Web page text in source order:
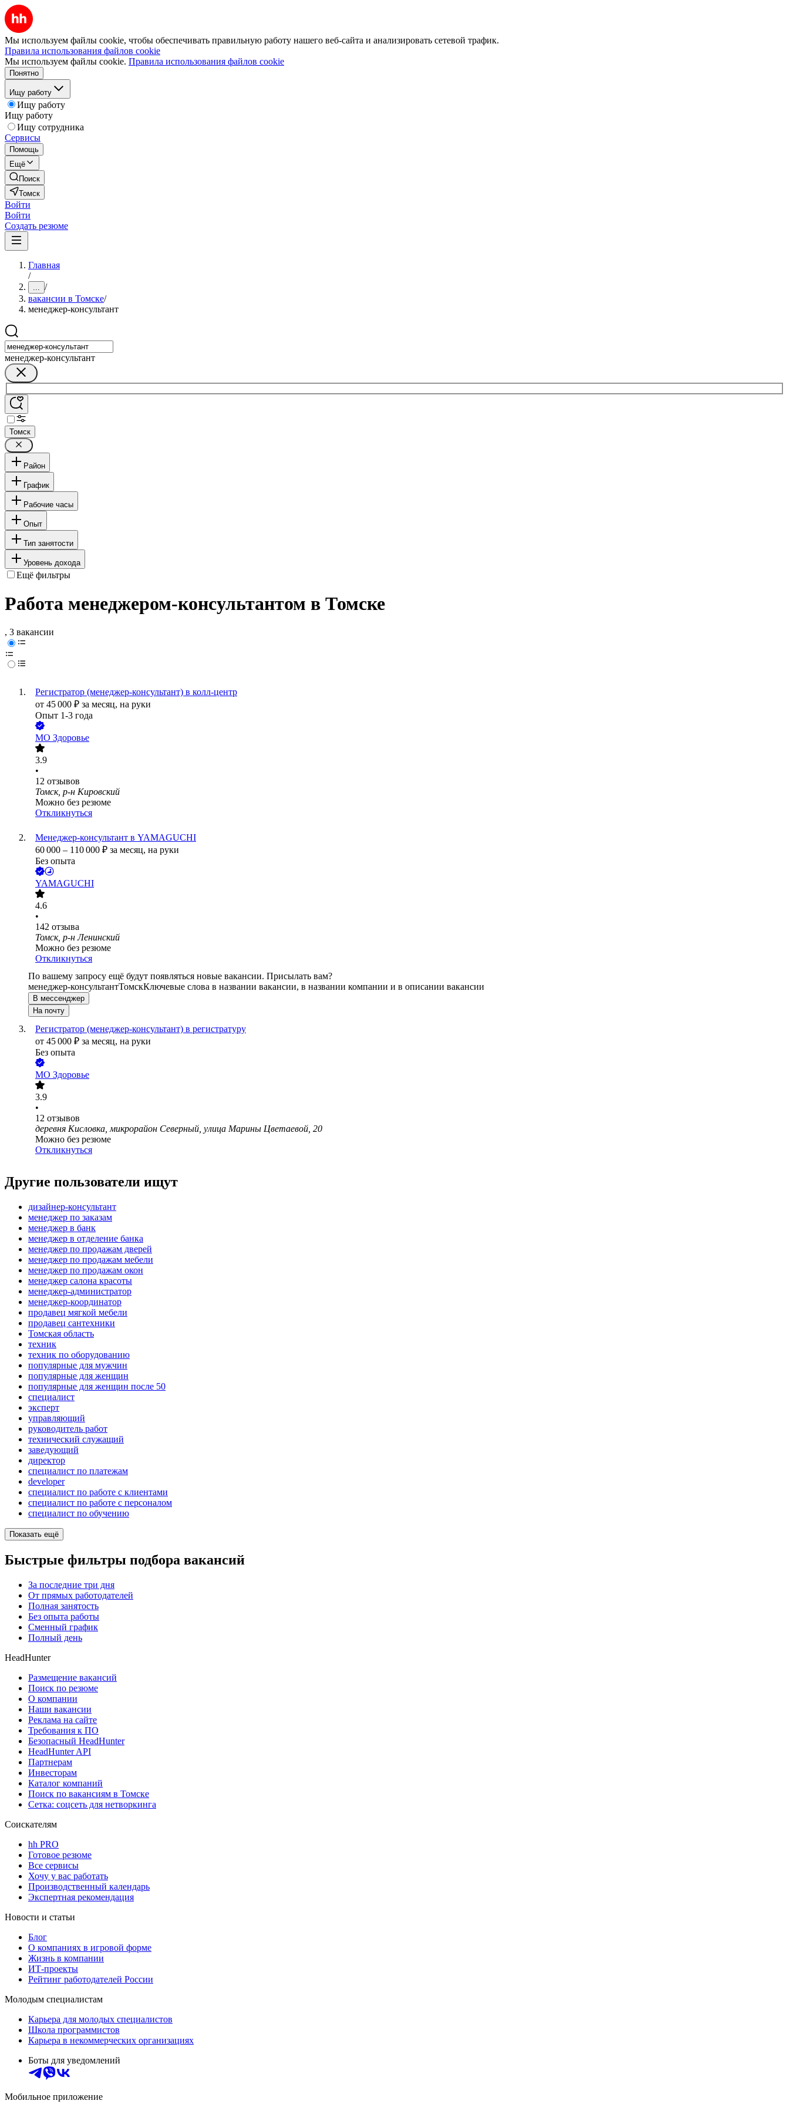
Мы используем файлы cookie, чтобы обеспечивать правильную работу нашего веб-сайта и анализировать сетевой трафик.
Правила использования файлов cookie
Мы используем файлы cookie. Правила использования файлов cookie
Понятно
Ищу работу
Ищу работу
Ищу работу
Ищу сотрудника
Сервисы
Помощь
Ещё
Поиск
Томск
Войти
Войти
Создать резюме
Главная
/
... /
вакансии в Томске/
менеджер-консультант
менеджер-консультант
Томск
Район
График
Рабочие часы
Опыт
Тип занятости
Уровень дохода
Ещё фильтры
Работа менеджером-консультантом в Томске
, 3 вакансии
Регистратор (менеджер-консультант) в колл-центр
от 45 000 ₽ за месяц, на руки
Опыт 1-3 года
МО Здоровье
3.9
•
12 отзывов
Томск, р-н Кировский
Можно без резюме
Откликнуться
Менеджер-консультант в YAMAGUCHI
60 000 – 110 000 ₽ за месяц, на руки
Без опыта
YAMAGUCHI
4.6
•
142 отзыва
Томск, р-н Ленинский
Можно без резюме
Откликнуться
По вашему запросу ещё будут появляться новые вакансии. Присылать вам?
менеджер-консультантТомскКлючевые слова в названии вакансии, в названии компании и в описании вакансии
В мессенджер
На почту
Регистратор (менеджер-консультант) в регистратуру
от 45 000 ₽ за месяц, на руки
Без опыта
МО Здоровье
3.9
•
12 отзывов
деревня Кисловка, микрорайон Северный, улица Марины Цветаевой, 20
Можно без резюме
Откликнуться
Другие пользователи ищут
дизайнер-консультант
менеджер по заказам
менеджер в банк
менеджер в отделение банка
менеджер по продажам дверей
менеджер по продажам мебели
менеджер по продажам окон
менеджер салона красоты
менеджер-администратор
менеджер-координатор
продавец мягкой мебели
продавец сантехники
Томская область
техник
техник по оборудованию
популярные для мужчин
популярные для женщин
популярные для женщин после 50
специалист
эксперт
управляющий
руководитель работ
технический служащий
заведующий
директор
специалист по платежам
developer
специалист по работе с клиентами
специалист по работе с персоналом
специалист по обучению
Показать ещё
Быстрые фильтры подбора вакансий
За последние три дня
От прямых работодателей
Полная занятость
Без опыта работы
Сменный график
Полный день
HeadHunter
Размещение вакансий
Поиск по резюме
О компании
Наши вакансии
Реклама на сайте
Требования к ПО
Безопасный HeadHunter
HeadHunter API
Партнерам
Инвесторам
Каталог компаний
Поиск по вакансиям в Томске
Сетка: соцсеть для нетворкинга
Соискателям
hh PRO
Готовое резюме
Все сервисы
Хочу у вас работать
Производственный календарь
Экспертная рекомендация
Новости и статьи
Блог
О компаниях в игровой форме
Жизнь в компании
ИТ-проекты
Рейтинг работодателей России
Молодым специалистам
Карьера для молодых специалистов
Школа программистов
Карьера в некоммерческих организациях
Боты для уведомлений
Мобильное приложение